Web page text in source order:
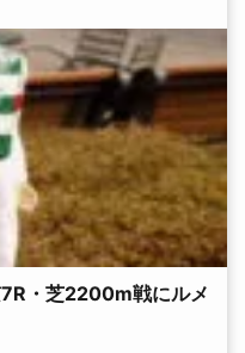
・芝2200m戦にルメ